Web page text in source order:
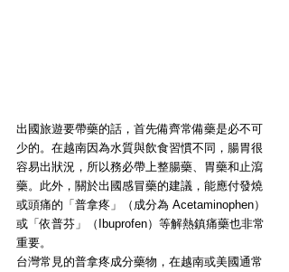
出國旅遊要帶藥的話，首先備齊常備藥是必不可
少的。在越南因為水質與飲食習慣不同，腸胃很
容易出狀況，所以務必帶上整腸藥、胃藥和止瀉
藥。此外，關於出國感冒藥的建議，能應付發燒
或頭痛的「普拿疼」（成分為 Acetaminophen）
或「依普芬」（Ibuprofen）等解熱鎮痛藥也非常
重要。
台灣常見的普拿疼成分藥物，在越南或美國通常